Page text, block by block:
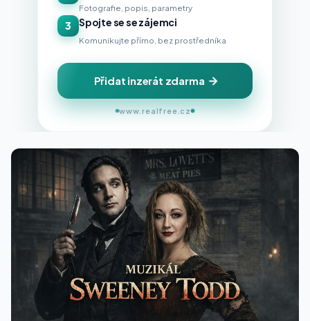
Fotografie, popis, parametry
3 Spojte se se zájemci
Komunikujte přímo, bez prostředníka
Přidat inzerát zdarma
www.realfree.cz